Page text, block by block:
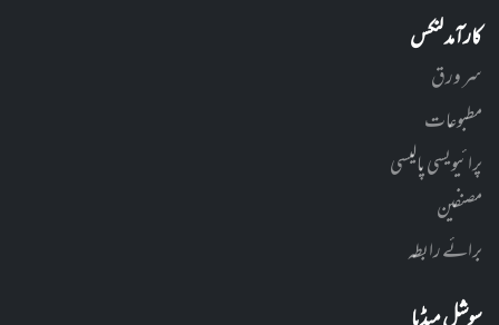
کارآمد لنکس
سر ورق
مطبوعات
پرائیویسی پالیسی
مصنفین
برائے رابطہ